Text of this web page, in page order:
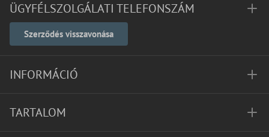
ÜGYFÉLSZOLGÁLATI TELEFONSZÁM
Szerződés visszavonása
INFORMÁCIÓ
TARTALOM